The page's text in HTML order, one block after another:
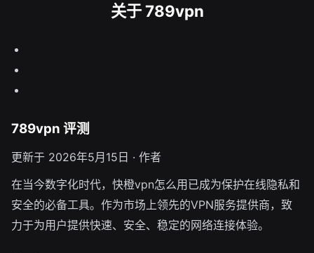
关于 789vpn
789vpn 评测
更新于 2026年5月15日 · 作者
在当今数字化时代，快橙vpn怎么用已成为保护在线隐私和
安全的必备工具。作为市场上领先的VPN服务提供商，致
力于为用户提供快速、安全、稳定的网络连接体验。